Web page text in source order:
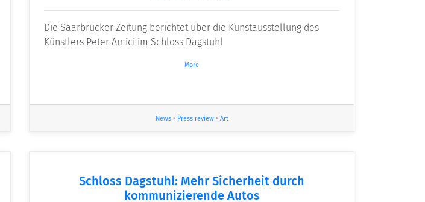
Die Saarbrücker Zeitung berichtet über die Kunstausstellung des
Künstlers Peter Amici im Schloss Dagstuhl
More
News• Press review• Art
Schloss Dagstuhl: Mehr Sicherheit durch
kommunizierende Autos